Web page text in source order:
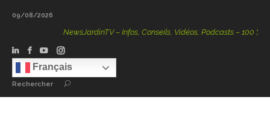
09/08/2026
NewsJardinTV – Infos, Conseils, Vidéos, Podcasts – 100 % Nature
Français
Rechercher